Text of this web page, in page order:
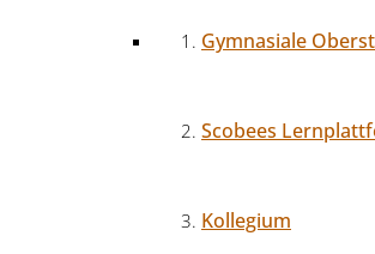
Gymnasiale
Scobees
Kollegium